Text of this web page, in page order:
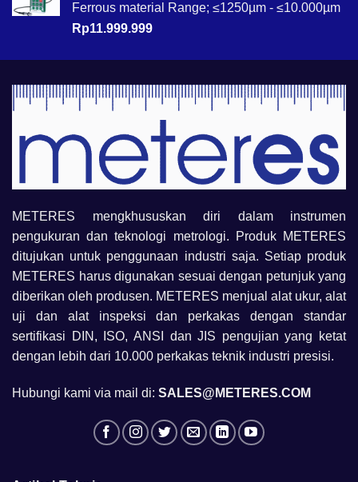
Ferrous material Range; ≤1250µm - ≤10.000µm
Rp11.999.999
METERES mengkhususkan diri dalam instrumen
pengukuran dan teknologi metrologi. Produk METERES
ditujukan untuk penggunaan industri saja. Setiap produk
METERES harus digunakan sesuai dengan petunjuk yang
diberikan oleh produsen. METERES menjual alat ukur, alat
uji dan alat inspeksi dan perkakas dengan standar
sertifikasi DIN, ISO, ANSI dan JIS pengujian yang ketat
dengan lebih dari 10.000 perkakas teknik industri presisi.
Hubungi kami via mail di: SALES@METERES.COM